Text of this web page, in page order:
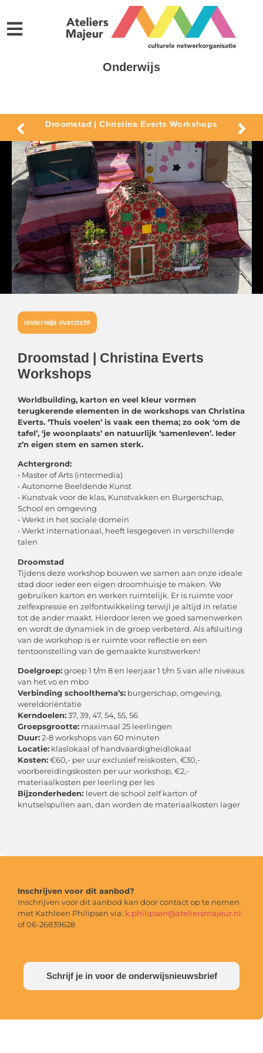
Onderwijs
Droomstad | Christina Everts Workshops
onderwijs overzicht
Droomstad | Christina Everts
Workshops
Worldbuilding, karton en veel kleur vormen
terugkerende elementen in de workshops van Christina
Everts. ‘Thuis voelen’ is vaak een thema; zo ook ‘om de
tafel’, ‘je woonplaats’ en natuurlijk ‘samenleven’. Ieder
z’n eigen stem en samen sterk.
Achtergrond:
• Master of Arts (intermedia)
• Autonome Beeldende Kunst
• Kunstvak voor de klas, Kunstvakken en Burgerschap,
School en omgeving
• Werkt in het sociale domein
• Werkt internationaal, heeft lesgegeven in verschillende
talen
Droomstad
Tijdens deze workshop bouwen we samen aan onze ideale
stad door ieder een eigen droomhuisje te maken. We
gebruiken karton en werken ruimtelijk. Er is ruimte voor
zelfexpressie en zelfontwikkeling terwijl je altijd in relatie
tot de ander maakt. Hierdoor leren we goed samenwerken
en wordt de dynamiek in de groep verbeterd. Als afsluiting
van de workshop is er ruimte voor reflectie en een
tentoonstelling van de gemaakte kunstwerken!
Doelgroep:groep 1 t/m 8 en leerjaar 1 t/m 5 van alle niveaus
van het vo en mbo
Verbinding schoolthema’s: burgerschap, omgeving,
wereldoriëntatie
Kerndoelen:37, 39, 47, 54, 55, 56
Groepsgrootte: maximaal 25 leerlingen
Duur:2-8 workshops van 60 minuten
Locatie: klaslokaal of handvaardigheidlokaal
Kosten:€60,- per uur exclusief reiskosten, €30,-
voorbereidingskosten per uur workshop, €2,-
materiaalkosten per leerling per les
Bijzonderheden: levert de school zelf karton of
knutselspullen aan, dan worden de materiaalkosten lager
Inschrijven voor dit aanbod?
Inschrijven voor dit aanbod kan door contact op te nemen
met Kathleen Philipsen via: k.philipsen@ateliersmajeur.nl
of 06-26839628
Schrijf je in voor de onderwijsnieuwsbrief